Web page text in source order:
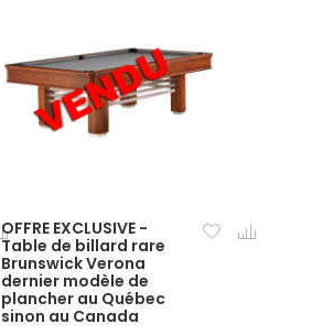
OFFRE EXCLUSIVE -
Table de billard rare
Brunswick Verona
dernier modèle de
plancher au Québec
sinon au Canada